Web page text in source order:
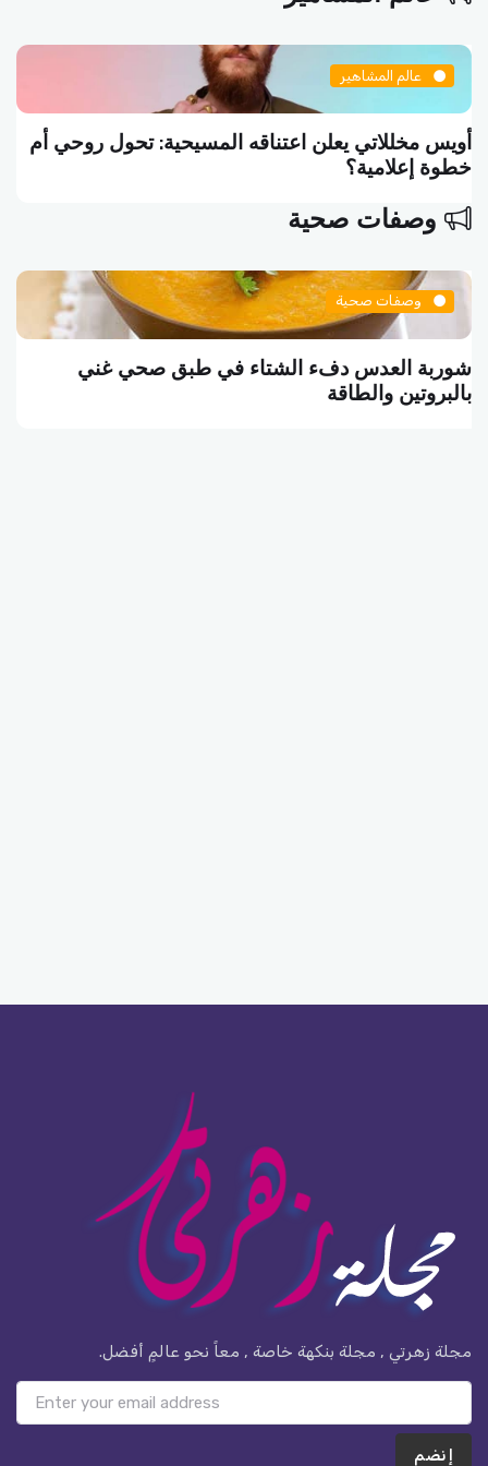
عالم المشاهير
أويس مخللاتي يعلن اعتناقه المسيحية: تحول روحي أم
خطوة إعلامية؟
وصفات صحية
وصفات صحية
شوربة العدس دفء الشتاء في طبق صحي غني
بالبروتين والطاقة
مجلة زهرتي , مجلة بنكهة خاصة , معاً نحو عالمٍ أفضل.
إنضم